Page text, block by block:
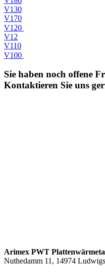
V130
V170
V120
V12
V110
V100
Sie haben noch offene
Kontaktieren Sie uns
Arimex PWT
Nuthedamm 11, 14974